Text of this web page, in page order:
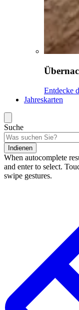
Entdecke
Jahreskarten
Suche
Indienen
When autocomplete
and enter to select.
swipe gestures.